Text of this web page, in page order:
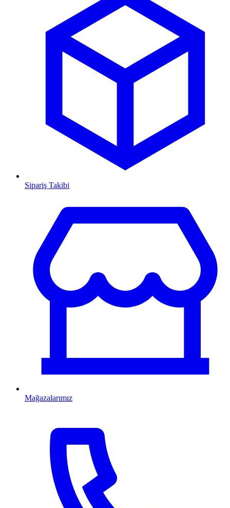
Sipariş Takibi
Mağazalarımız